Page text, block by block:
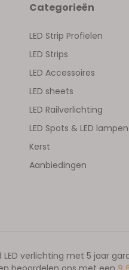
Categorieën
LED Strip Profielen
LED Strips
LED Accessoires
LED sheets
LED Railverlichting
LED Spots & LED lampen
Kerst
Aanbiedingen
LED verlichting met 5 jaar